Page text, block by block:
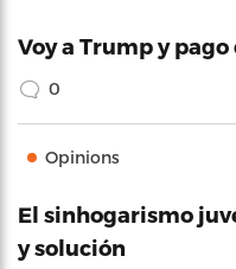
Voy a Trump y
0
Opinions
El sinhogarismo
y solución